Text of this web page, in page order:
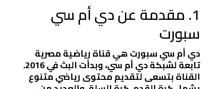
1. مقدمة عن دي أم سي
سبورت
دي أم سي سبورت هي قناة رياضية مصرية
تابعة لشبكة دي أم سي، وبدأت البث في 2016.
القناة بتسعى لتقديم محتوى رياضي متنوع